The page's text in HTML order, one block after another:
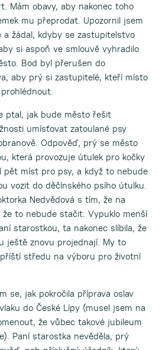
Mám obavy, aby nakonec toho
mu přeprodat. Upozornil jsem
žádal, kdyby se zastupitelstvo
si aspoň ve smlouvě vyhradilo
Bod byl přerušen do
aby prý si zastupitelé, kteří místo
ptal, jak bude město řešit
umísťovat zatoulané psy
Odpověď, prý se město
která provozuje útulek pro kočky
pět míst pro psy, a když to nebude
vozit do děčínského psího útulku.
Nedvědová s tím, že na
to nebude stačit. Vypuklo menší
starostkou, ta nakonec slíbila, že
ještě znovu projednají. My to
středu na výboru pro životní
se, jak pokročila příprava oslav
do České Lípy (musel jsem na
že vůbec takové jubileum
Paní starostka nevěděla, prý